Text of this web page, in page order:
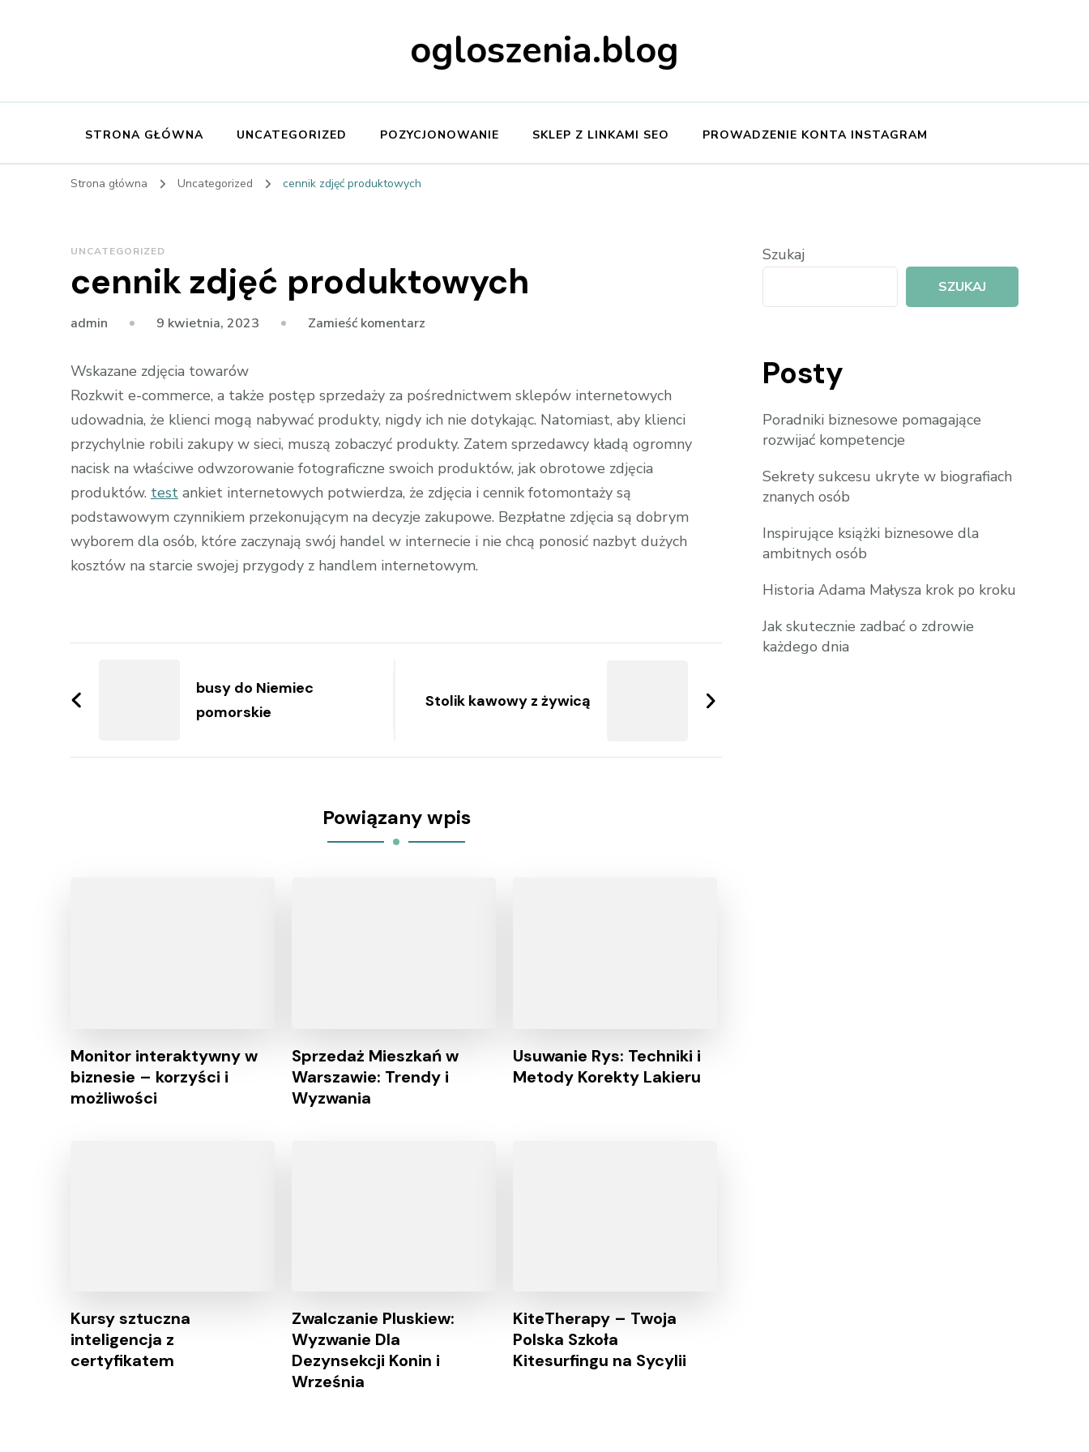
ogloszenia.blog
STRONA GŁÓWNA UNCATEGORIZED POZYCJONOWANIE SKLEP Z LINKAMI SEO PROWADZENIE KONTA INSTAGRAM
Strona główna Uncategorized cennik zdjęć produktowych
UNCATEGORIZED
cennik zdjęć produktowych
admin 9 kwietnia, 2023 Zamieść komentarz
zdjęć
produktowych
Wskazane zdjęcia towarów
Rozkwit e-commerce, a także postęp sprzedaży za pośrednictwem sklepów internetowych
udowadnia, że klienci mogą nabywać produkty, nigdy ich nie dotykając. Natomiast, aby klienci
przychylnie robili zakupy w sieci, muszą zobaczyć produkty. Zatem sprzedawcy kładą ogromny
nacisk na właściwe odwzorowanie fotograficzne swoich produktów, jak obrotowe zdjęcia
produktów. test ankiet internetowych potwierdza, że zdjęcia i cennik fotomontaży są
podstawowym czynnikiem przekonującym na decyzje zakupowe. Bezpłatne zdjęcia są dobrym
wyborem dla osób, które zaczynają swój handel w internecie i nie chcą ponosić nazbyt dużych
kosztów na starcie swojej przygody z handlem internetowym.
wpisy
busy do Niemiec
pomorskie
Stolik kawowy z żywicą
Powiązany wpis
Monitor interaktywny w
biznesie – korzyści i
możliwości
Sprzedaż Mieszkań w
Warszawie: Trendy i
Wyzwania
Usuwanie Rys: Techniki i
Metody Korekty Lakieru
Kursy sztuczna
inteligencja z
certyfikatem
Zwalczanie Pluskiew:
Wyzwanie Dla
Dezynsekcji Konin i
Września
KiteTherapy – Twoja
Polska Szkoła
Kitesurfingu na Sycylii
Szukaj
SZUKAJ
Posty
Poradniki biznesowe pomagające
rozwijać kompetencje
Sekrety sukcesu ukryte w biografiach
znanych osób
Inspirujące książki biznesowe dla
ambitnych osób
Historia Adama Małysza krok po kroku
Jak skutecznie zadbać o zdrowie
każdego dnia